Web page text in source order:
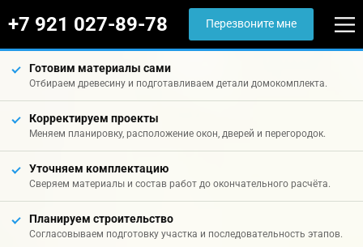
+7 921 027-89-78 Перезвоните мне
Готовим материалы сами
Отбираем древесину и подготавливаем детали домокомплекта.
Корректируем проекты
Меняем планировку, расположение окон, дверей и перегородок.
Уточняем комплектацию
Сверяем материалы и состав работ до окончательного расчёта.
Планируем строительство
Согласовываем подготовку участка и последовательность этапов.